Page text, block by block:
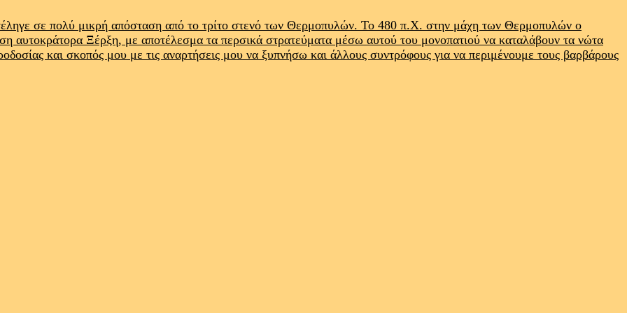
σε πολύ μικρή απόσταση από το τρίτο στενό των Θερμοπυλών. Το 480 π.Χ. στην μάχη των Θερμοπυλών ο
αυτοκράτορα Ξέρξη, με αποτέλεσμα τα περσικά στρατεύματα μέσω αυτού του μονοπατιού να καταλάβουν τα νώτα
και σκοπός μου με τις αναρτήσεις μου να ξυπνήσω και άλλους συντρόφους για να περιμένουμε τους βαρβάρους